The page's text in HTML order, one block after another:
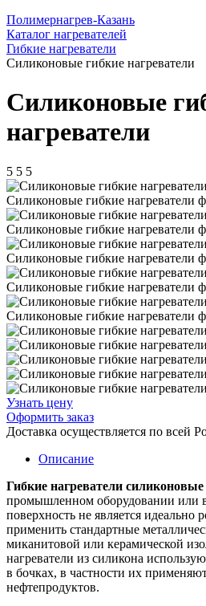
Полимернагрев-Казань
Каталог нагревателей
Гибкие нагреватели
Силиконовые гибкие нагреватели
Силиконовые
нагреватели
5 5 5
Силиконовые гибкие нагреватели
Силиконовые гибкие нагреватели
Силиконовые гибкие нагреватели
Силиконовые гибкие нагреватели
Силиконовые гибкие нагреватели
Узнать цену
Оформить заказ
Доставка осуществляется по всей
Описание
Гибкие нагреватели силиконовые
промышленном оборудовании или в
поверхность не является идеально
применить стандартные
миканитовой или керамической
нагреватели из силикона
в бочках, в частности их
нефтепродуктов.